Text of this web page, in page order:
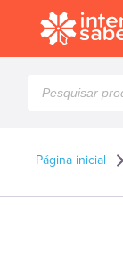
produtos
Página inicial